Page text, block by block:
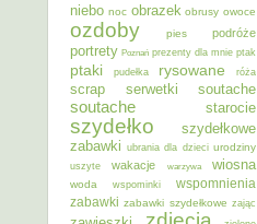
niebo noc obrazek obrusy owoce
ozdoby pies podróże
portrety Poznań prezenty dla mnie ptak
ptaki pudełka rysowane róża
scrap serwetki soutache
soutache starocie
szydełko
szydełkowe
zabawki ubrania dla dzieci urodziny
uszyte wakacje warzywa wiosna
woda wspominki
wspomnienia
zabawki zabawki szydełkowe zając